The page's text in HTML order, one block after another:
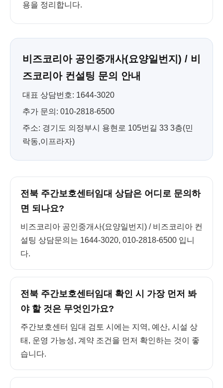
용을 정리합니다.
비즈코리아 공인중개사(요양일번지) / 비
즈코리아 컨설팅 문의 안내
대표 상담번호: 1644-3020
추가 문의: 010-2818-6500
주소: 경기도 의정부시 용현로 105번길 33 3층(민
락동,이프라자)
전북 주간보호센터임대 상담은 어디로 문의하
면 되나요?
비즈코리아 공인중개사(요양일번지) / 비즈코리아 컨
설팅 상담문의는 1644-3020, 010-2818-6500 입니
다.
전북 주간보호센터임대 확인 시 가장 먼저 봐
야 할 것은 무엇인가요?
주간보호센터 임대 검토 시에는 지역, 예산, 시설 상
태, 운영 가능성, 계약 조건을 먼저 확인하는 것이 좋
습니다.